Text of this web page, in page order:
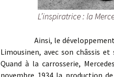
L’inspiratrice : la
Ainsi, le développement de
Limousinen, avec son châssis
Quand à la carrosserie,
novembre 1934 la production